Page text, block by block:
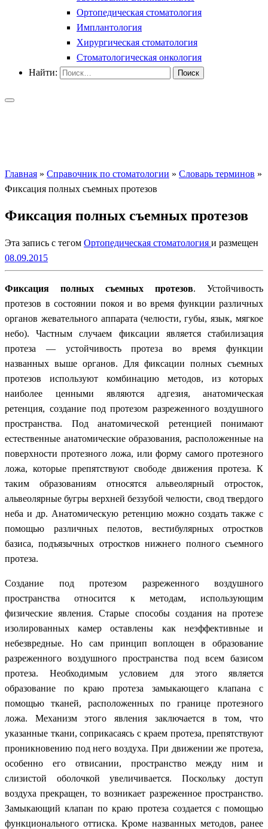
Ортопедическая стоматология
Имплантология
Хирургическая стоматология
Стоматологическая онкология
Найти:
Главная » Справочник по стоматологии » Словарь терминов »
Фиксация полных съемных протезов
Фиксация полных съемных протезов
Эта запись с тегом Ортопедическая стоматология и размещен
08.09.2015
Фиксация полных съемных протезов. Устойчивость
протезов в состоянии покоя и во время функции различных
органов жевательного аппарата (челюсти, губы, язык, мягкое
небо). Частным случаем фиксации является стабилизация
протеза — устойчивость протеза во время функции
названных выше органов. Для фиксации полных съемных
протезов используют комбинацию методов, из которых
наиболее ценными являются адгезия, анатомическая
ретенция, создание под протезом разреженного воздушного
пространства. Под анатомической ретенцией понимают
естественные анатомические образования, расположенные на
поверхности протезного ложа, или форму самого протезного
ложа, которые препятствуют свободе движения протеза. К
таким образованиям относятся альвеолярный отросток,
альвеолярные бугры верхней беззубой челюсти, свод твердого
неба и др. Анатомическую ретенцию можно создать также с
помощью различных пелотов, вестибулярных отростков
базиса, подъязычных отростков нижнего полного съемного
протеза.
Создание под протезом разреженного воздушного
пространства относится к методам, использующим
физические явления. Старые способы создания на протезе
изолированных камер оставлены как неэффективные и
небезвредные. Но сам принцип воплощен в образование
разреженного воздушного пространства под всем базисом
протеза. Необходимым условием для этого является
образование по краю протеза замыкающего клапана с
помощью тканей, расположенных по границе протезного
ложа. Механизм этого явления заключается в том, что
указанные ткани, соприкасаясь с краем протеза, препятствуют
проникновению под него воздуха. При движении же протеза,
особенно его отвисании, пространство между ним и
слизистой оболочкой увеличивается. Поскольку доступ
воздуха прекращен, то возникает разреженное пространство.
Замыкающий клапан по краю протеза создается с помощью
функционального оттиска. Кроме названных методов, ранее